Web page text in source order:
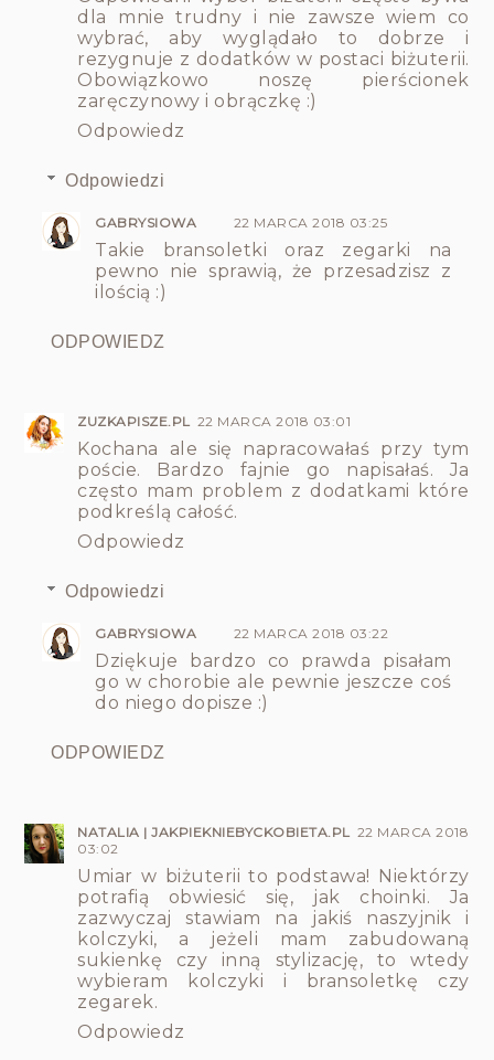
dla mnie trudny i nie zawsze wiem co
wybrać, aby wyglądało to dobrze i
rezygnuje z dodatków w postaci biżuterii.
Obowiązkowo noszę pierścionek
zaręczynowy i obrączkę :)
Odpowiedz
Odpowiedzi
GABRYSIOWA 22 MARCA 2018 03:25
Takie bransoletki oraz zegarki na
pewno nie sprawią, że przesadzisz z
ilością :)
ODPOWIEDZ
ZUZKAPISZE.PL 22 MARCA 2018 03:01
Kochana ale się napracowałaś przy tym
poście. Bardzo fajnie go napisałaś. Ja
często mam problem z dodatkami które
podkreślą całość.
Odpowiedz
Odpowiedzi
GABRYSIOWA 22 MARCA 2018 03:22
Dziękuje bardzo co prawda pisałam
go w chorobie ale pewnie jeszcze coś
do niego dopisze :)
ODPOWIEDZ
NATALIA | JAKPIEKNIEBYCKOBIETA.PL 22 MARCA 2018
03:02
Umiar w biżuterii to podstawa! Niektórzy
potrafią obwiesić się, jak choinki. Ja
zazwyczaj stawiam na jakiś naszyjnik i
kolczyki, a jeżeli mam zabudowaną
sukienkę czy inną stylizację, to wtedy
wybieram kolczyki i bransoletkę czy
zegarek.
Odpowiedz